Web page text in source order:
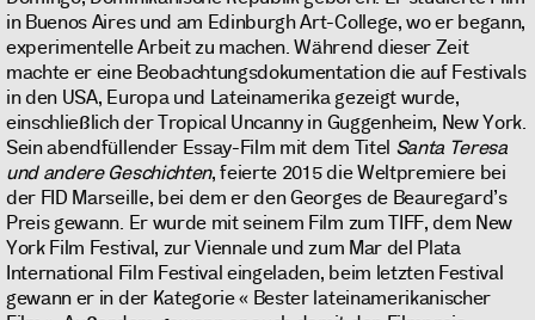
in Buenos Aires und am Edinburgh Art-College, wo er begann,
experimentelle Arbeit zu machen. Während dieser Zeit
machte er eine Beobachtungsdokumentation die auf Festivals
in den USA, Europa und Lateinamerika gezeigt wurde,
einschließlich der Tropical Uncanny in Guggenheim, New York.
Sein abendfüllender Essay-Film mit dem Titel Santa Teresa
und andere Geschichten, feierte 2015 die Weltpremiere bei
der FID Marseille, bei dem er den Georges de Beauregard’s
Preis gewann. Er wurde mit seinem Film zum TIFF, dem New
York Film Festival, zur Viennale und zum Mar del Plata
International Film Festival eingeladen, beim letzten Festival
gewann er in der Kategorie « Bester lateinamerikanischer